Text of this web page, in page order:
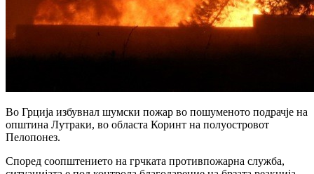
Во Грција избувнал шумски пожар во пошуменото подрачје на
општина Лутраки, во областа Коринт на полуостровот
Пелопонез.
Според соопштението на грчката противпожарна служба,